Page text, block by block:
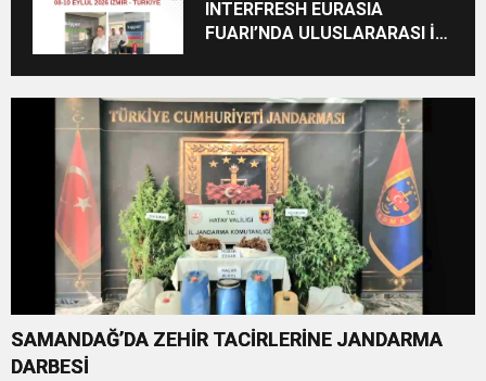
INTERFRESH EURASIA
FUARI’NDA ULUSLARARASI İŞ
BAŞLADI
SAMANDAĞ’DA ZEHİR TACİRLERİNE JANDARMA
DARBESİ